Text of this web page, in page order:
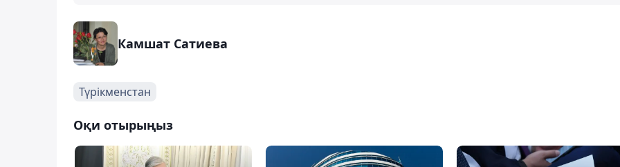
Камшат Сатиева
Түрікменстан
Оқи отырыңыз